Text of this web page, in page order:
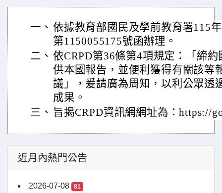
一、 依據教育部國民及學前教育署115
第1150055175號函辦理。
二、 依CRPD第36條第4項規定：「締
供本國報告，並便利獲得有關該等
議」，爰請廣為周知，以利公眾透
成果。
三、 旨揭CRPD資訊網網址為：https://
近月內熱門公告
2026-07-08 81